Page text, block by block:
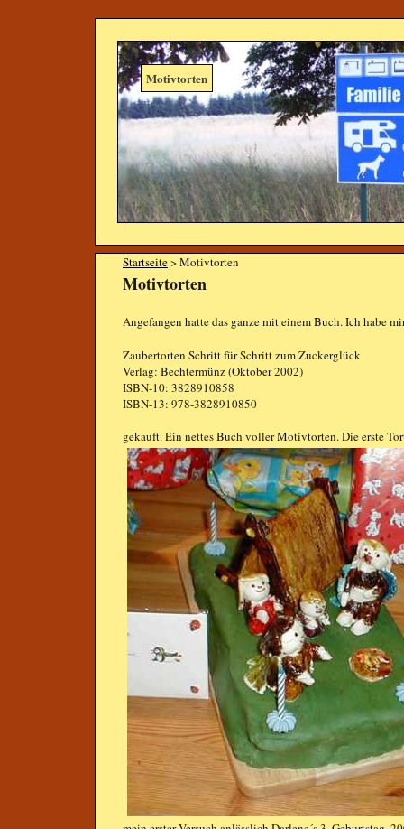
Motivtorten
Startseite> Motivtorten
Motivtorten
Angefangen hatte das ganze mit einem Buch. Ich habe
Zaubertorten Schritt für Schritt zum Zuckerglück
Verlag: Bechtermünz (Oktober 2002)
ISBN-10: 3828910858
ISBN-13: 978-3828910850
gekauft. Ein nettes Buch voller Motivtorten. Die erste